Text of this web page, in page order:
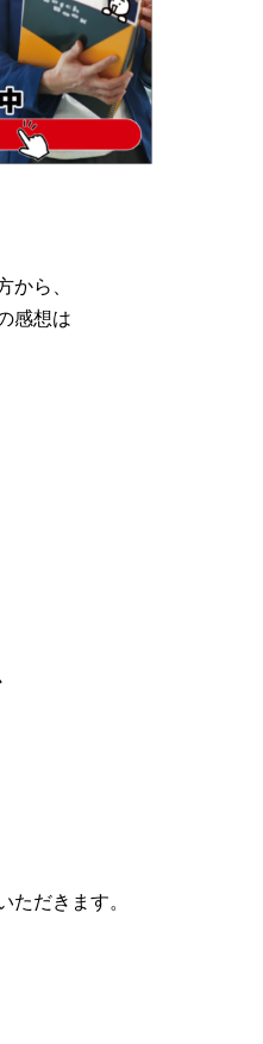
ら、
感想は
だきます。